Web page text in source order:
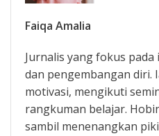
Faiqa Amalia
Jurnalis yang fokus
dan pengembangan diri.
motivasi, mengikuti
rangkuman belajar.
sambil menenangkan